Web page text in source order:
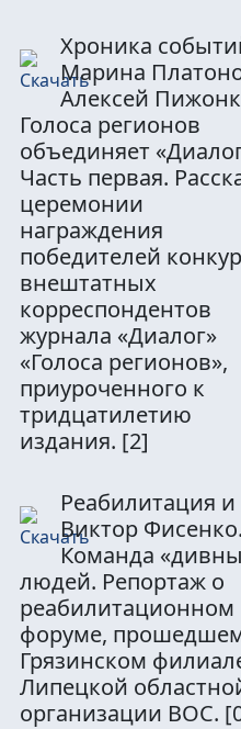
Хроника
Марина
Алексей
Голоса регионов
объединяет
Часть первая.
церемонии
награждения
победителей
внештатных
корреспондентов
журнала «Диалог»
«Голоса регионов»,
приуроченного к
тридцатилетию
издания. [2]
Реабилитация
Виктор Фисенко.
Команда
людей. Репортаж о
реабилитационном
форуме,
Грязинском
Липецкой
организации ВОС.